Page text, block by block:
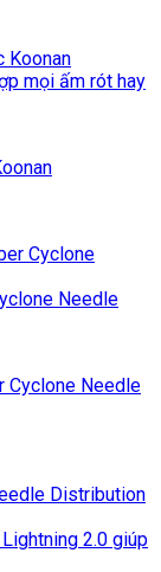
Cyclone Needle